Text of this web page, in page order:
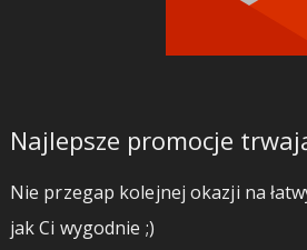
Najlepsze promocje
Nie przegap kolejnej okazji na
jak Ci wygodnie ;)